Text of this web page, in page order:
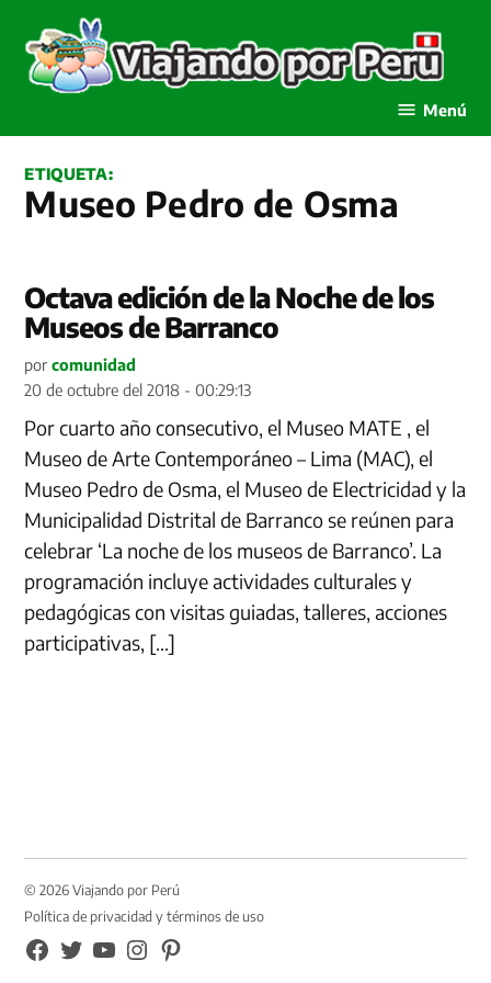
contenido
Menú
ETIQUETA:
Museo Pedro de Osma
Octava edición de la Noche de los
Museos de Barranco
por comunidad
20 de octubre del 2018 - 00:29:13
Por cuarto año consecutivo, el Museo MATE , el
Museo de Arte Contemporáneo – Lima (MAC), el
Museo Pedro de Osma, el Museo de Electricidad y la
Municipalidad Distrital de Barranco se reúnen para
celebrar ‘La noche de los museos de Barranco’. La
programación incluye actividades culturales y
pedagógicas con visitas guiadas, talleres, acciones
participativas, […]
© 2026 Viajando por Perú
Política de privacidad y términos de uso
FB
TW YouTubeInstagramPinterest